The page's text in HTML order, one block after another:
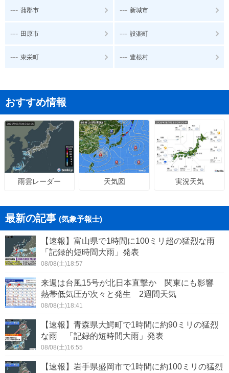
--- 蒲郡市 --- 新城市
--- 田原市 --- 設楽町
--- 東栄町 --- 豊根村
おすすめ情報
雨雲レーダー 天気図 実況天気
最新の記事 (気象予報士)
【速報】富山県で1時間に100ミリ超の猛烈な雨
「記録的短時間大雨」発表
08/08(土)18:57
来週は台風15号が北日本直撃か 関東にも影響
熱帯低気圧が次々と発生 2週間天気
08/08(土)18:41
【速報】青森県大鰐町で1時間に約90ミリの猛烈
な雨 「記録的短時間大雨」発表
08/08(土)16:55
【速報】岩手県盛岡市で1時間に約100ミリの猛烈